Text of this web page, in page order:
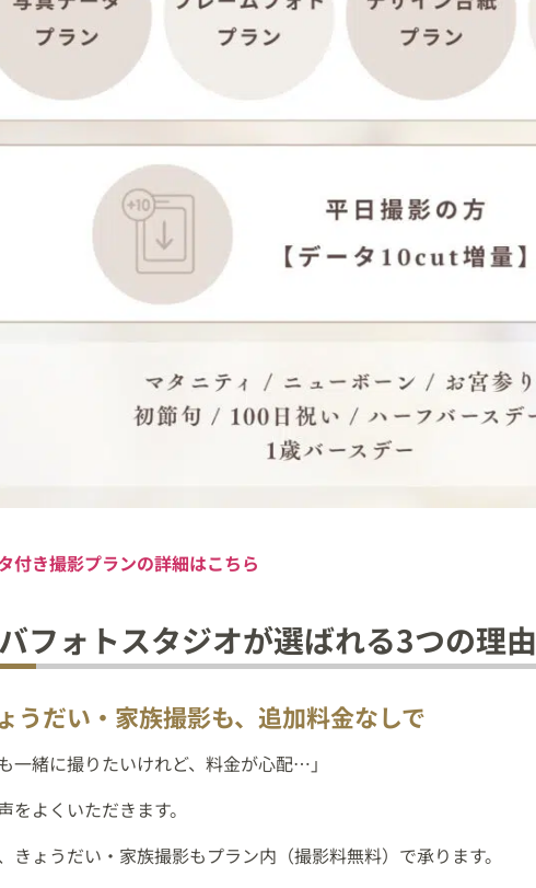
付き撮影プランの詳細はこちら
フォトスタジオが選ばれる3つの理由
うだい・家族撮影も、追加料金なしで
一緒に撮りたいけれど、料金が心配…」
をよくいただきます。
きょうだい・家族撮影もプラン内（撮影料無料）で承ります。